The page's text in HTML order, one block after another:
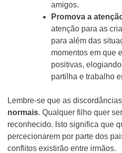
amigos.
Promova a
atenção para as
para além das
momentos em que
positivas,
partilha e trabalho
Lembre-se que as
normais. Qualquer filho quer
reconhecido. Isto significa que
percecionarem por parte dos
conflitos existirão entre irmãos.